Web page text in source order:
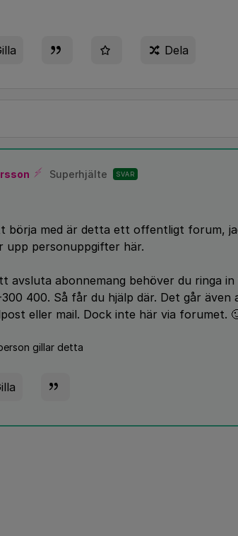
Dela
Superhjälte SVAR
börja med är detta ett offentligt forum,
upp personuppgifter här.
avsluta abonnemang behöver du ringa
400. Så får du hjälp där. Det går
eller mail. Dock inte här via forumet.
gillar detta